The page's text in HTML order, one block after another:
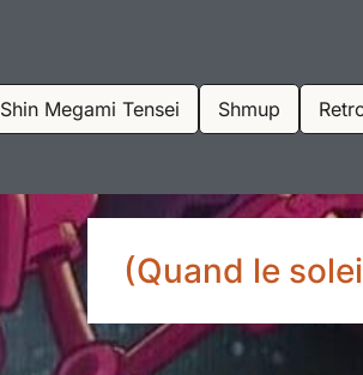
Shin Megami Tensei Shmup
(Quand le